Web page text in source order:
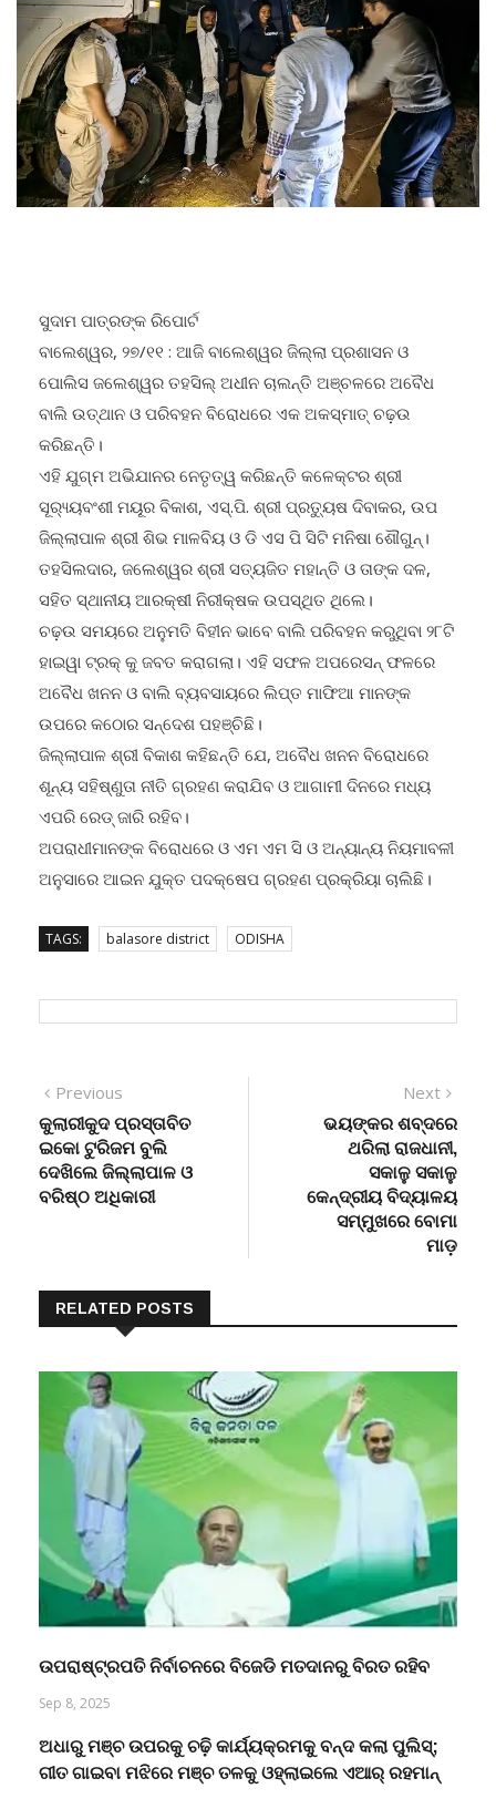
ସୁଦାମ ପାତ୍ରଙ୍କ ରିପୋର୍ଟ
ବାଲେଶ୍ୱର, ୨୭/୧୧ : ଆଜି ବାଲେଶ୍ୱର ଜିଲ୍ଲା ପ୍ରଶାସନ ଓ
ପୋଲିସ ଜଲେଶ୍ୱର ତହସିଲ୍ ଅଧୀନ ଚାଲନ୍ତି ଅଞ୍ଚଳରେ ଅବୈଧ
ବାଲି ଉତ୍ଥାନ ଓ ପରିବହନ ବିରୋଧରେ ଏକ ଅକସ୍ମାତ୍ ଚଢ଼ଉ
କରିଛନ୍ତି।
ଏହି ଯୁଗ୍ମ ଅଭିଯାନର ନେତୃତ୍ୱ କରିଛନ୍ତି କଳେକ୍ଟର ଶ୍ରୀ
ସୂର‌୍ୟ୍ୟବଂଶୀ ମୟୂର ବିକାଶ, ଏସ୍.ପି. ଶ୍ରୀ ପ୍ରତ୍ୟୁଷ ଦିବାକର, ଉପ
ଜିଲ୍ଲାପାଳ ଶ୍ରୀ ଶିଭ ମାଳବିୟ ଓ ଡି ଏସ ପି ସିଟି ମନିଷା ଶୌଗୁନ୍।
ତହସିଲଦାର, ଜଲେଶ୍ୱର ଶ୍ରୀ ସତ୍ୟଜିତ ମହାନ୍ତି ଓ ତାଙ୍କ ଦଳ,
ସହିତ ସ୍ଥାନୀୟ ଆରକ୍ଷୀ ନିରୀକ୍ଷକ ଉପସ୍ଥିତ ଥିଲେ।
ଚଢ଼ଉ ସମୟରେ ଅନୁମତି ବିହୀନ ଭାବେ ବାଲି ପରିବହନ କରୁଥିବା ୨୮ଟି
ହାଇୱା ଟ୍ରକ୍ କୁ ଜବତ କରାଗଲା। ଏହି ସଫଳ ଅପରେସନ୍ ଫଳରେ
ଅବୈଧ ଖନନ ଓ ବାଲି ବ୍ୟବସାୟରେ ଲିପ୍ତ ମାଫିଆ ମାନଙ୍କ
ଉପରେ କଠୋର ସନ୍ଦେଶ ପହଞ୍ଚିଛି।
ଜିଲ୍ଲାପାଳ ଶ୍ରୀ ବିକାଶ କହିଛନ୍ତି ଯେ, ଅବୈଧ ଖନନ ବିରୋଧରେ
ଶୂନ୍ୟ ସହିଷ୍ଣୁତା ନୀତି ଗ୍ରହଣ କରାଯିବ ଓ ଆଗାମୀ ଦିନରେ ମଧ୍ୟ
ଏପରି ରେଡ୍ ଜାରି ରହିବ।
ଅପରାଧୀମାନଙ୍କ ବିରୋଧରେ ଓ ଏମ ଏମ ସି ଓ ଅନ୍ୟାନ୍ୟ ନିୟମାବଳୀ
ଅନୁସାରେ ଆଇନ ଯୁକ୍ତ ପଦକ୍ଷେପ ଗ୍ରହଣ ପ୍ରକ୍ରିୟା ଚାଲିଛି।
TAGS: balasore district ODISHA
Post
navigation
Previous
post:
କୁଲାରୀକୁଦ ପ୍ରସ୍ତାବିତ
ଇକୋ ଟୁରିଜମ ବୁଲି
ଦେଖିଲେ ଜିଲ୍ଲାପାଳ ଓ
ବରିଷ୍ଠ ଅଧିକାରୀ
Next
post:
ଭୟଙ୍କର ଶବ୍ଦରେ
ଥରିଲା ରାଜଧାନୀ,
ସକାଳୁ ସକାଳୁ
କେନ୍ଦ୍ରୀୟ ବିଦ୍ୟାଳୟ
ସମ୍ମୁଖରେ ବୋମା
ମାଡ଼
RELATED POSTS
ଉପରାଷ୍ଟ୍ରପତି ନିର୍ବାଚନରେ ବିଜେଡି ମତଦାନରୁ ବିରତ ରହିବ
Sep 8, 2025
ଅଧାରୁ ମଞ୍ଚ ଉପରକୁ ଚଢ଼ି କାର୍ଯ୍ୟକ୍ରମକୁ ବନ୍ଦ କଲା ପୁଲିସ୍;
ଗୀତ ଗାଇବା ମଝିରେ ମଞ୍ଚ ତଳକୁ ଓହ୍ଲାଇଲେ ଏଆର୍ ରହମାନ୍